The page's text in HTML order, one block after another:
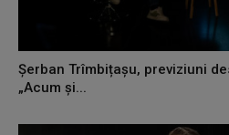
Șerban Trîmbițașu, previziuni
„Acum și...